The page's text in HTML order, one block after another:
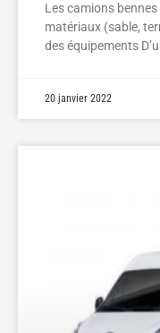
Les camions
matériaux (sable,
des équipements
20 janvier 2022